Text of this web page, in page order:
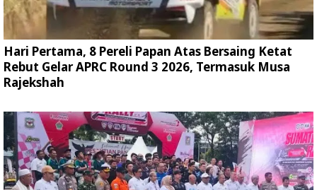
Hari Pertama, 8 Pereli Papan Atas Bersaing Ketat
Rebut Gelar APRC Round 3 2026, Termasuk Musa
Rajekshah